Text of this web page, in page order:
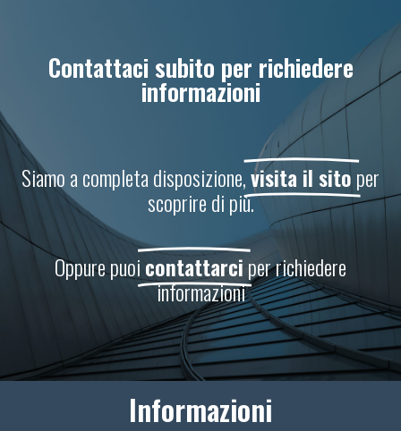
Contattaci subito per richiedere
informazioni
Siamo a completa disposizione,visita il sitoper
scoprire di più.
Oppure puoicontattarciper richiedere
informazioni
Informazioni